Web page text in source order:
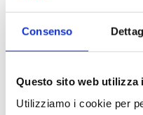
Consenso
Questo sito web utilizza
Utilizziamo i cookie per